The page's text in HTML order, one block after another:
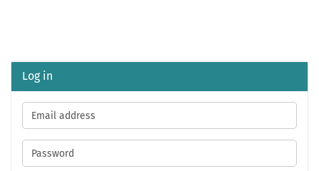
Log in
Email
address
Password